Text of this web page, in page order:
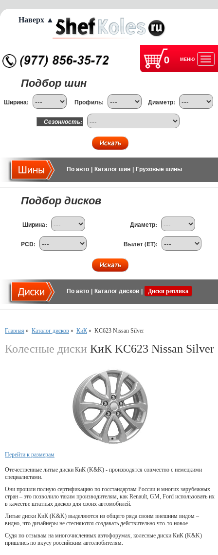
0 МЕНЮ
Подбор шин
Ширина: Профиль: Диаметр:
Сезонность:
По авто Каталог шин Грузовые шины
Подбор дисков
Ширина: Диаметр:
PCD: Вылет (ET):
По авто Каталог дисков Диски реплика
Главная » Каталог дисков » КиК » KC623 Nissan Silver
Колесные диски КиК KC623 Nissan Silver
Перейти к размерам
Отечественные литые диски КиК (K&K) - производятся совместно с немецкими
специалистами.
Они прошли полную сертификацию по госстандартам России и многих зарубежных
стран – это позволило таким производителям, как Renault, GM, Ford использовать их
в качестве штатных дисков для своих автомобилей.
Литые диски КиК (K&K) выделяются из общего ряда своим внешним видом –
видно, что дизайнеры не стесняются создавать действительно что-то новое.
Судя по отзывам на многочисленных автофорумах, колесные диски КиК (K&K)
пришлись по вкусу российским автолюбителям.
Наверх ▲